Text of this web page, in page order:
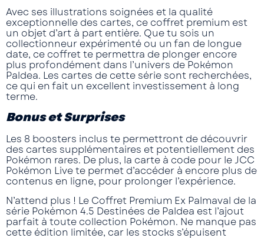
Avec ses illustrations soignées et la qualité
exceptionnelle des cartes, ce coffret premium est
un objet d’art à part entière. Que tu sois un
collectionneur expérimenté ou un fan de longue
date, ce coffret te permettra de plonger encore
plus profondément dans l’univers de Pokémon
Paldea. Les cartes de cette série sont recherchées,
ce qui en fait un excellent investissement à long
terme.
Bonus et Surprises
Les 8 boosters inclus te permettront de découvrir
des cartes supplémentaires et potentiellement des
Pokémon rares. De plus, la carte à code pour le JCC
Pokémon Live te permet d’accéder à encore plus de
contenus en ligne, pour prolonger l’expérience.
N’attend plus ! Le Coffret Premium Ex Palmaval de la
série Pokémon 4.5 Destinées de Paldea est l’ajout
parfait à toute collection Pokémon. Ne manque pas
cette édition limitée, car les stocks s’épuisent